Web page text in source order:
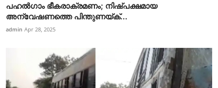
പഹൽഗാം ഭീകരാക്രമണം; നിഷ്പക്ഷമായ
അന്വേഷണത്തെ പിന്തുണയ്ക്...
admin Apr 28, 2025